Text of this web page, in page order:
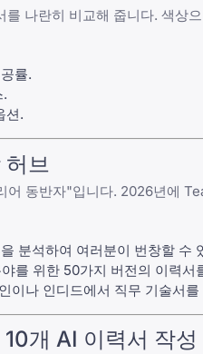
나란히 비교해 줍니다. 색상
률.
션.
허브
동반자"입니다. 2026년에
분석하여 여러분이 번창할 수
를 위한 50가지 버전의 이력서
이나 인디드에서 직무 기술서
개 AI 이력서 작성